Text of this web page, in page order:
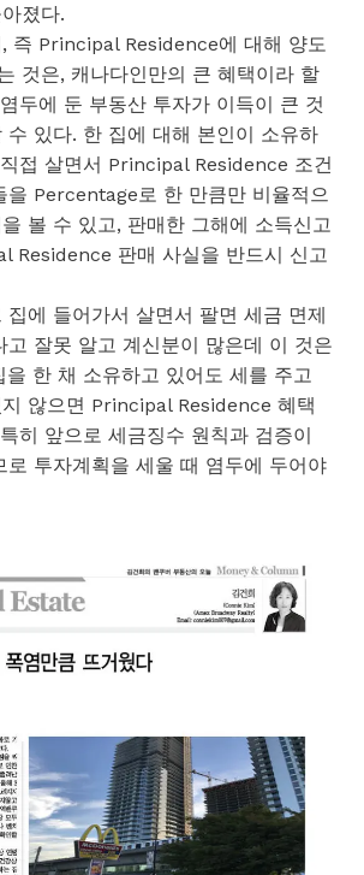
졌다.
즉 Principal Residence에 대해 양도
것은, 캐나다인만의 큰 혜택이라 할
두에 둔 부동산 투자가 이득이 큰 것
수 있다. 한 집에 대해 본인이 소유하
접 살면서 Principal Residence 조건
을 Percentage로 한 만큼만 비율적으
볼 수 있고, 판매한 그해에 소득신고
Residence 판매 사실을 반드시 신고
집에 들어가서 살면서 팔면 세금 면제
고 잘못 알고 계신분이 많은데 이 것은
을 한 채 소유하고 있어도 세를 주고
않으면 Principal Residence 혜택
히 앞으로 세금징수 원칙과 검증이
로 투자계획을 세울 때 염두에 두어야